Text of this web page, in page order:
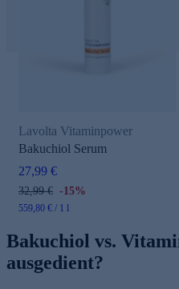
Lavolta Vitaminpower
Bakuchiol Serum
27,99 €
32,99 € -15%
559,80 € / 1 l
Bakuchiol vs.
ausgedient?